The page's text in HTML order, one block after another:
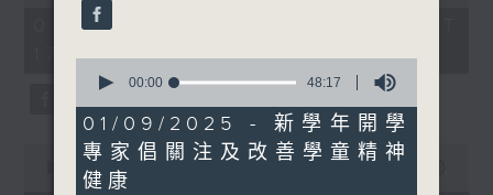
seconds
07/08/2026 - 足本 Full (HKT
17:00 - 18:00)
seconds
00:00
seconds
48
minutes,
17
seconds
00:00 48:17
01/09/2025 - 新學年開學
專家倡關注及改善學童精神
健康